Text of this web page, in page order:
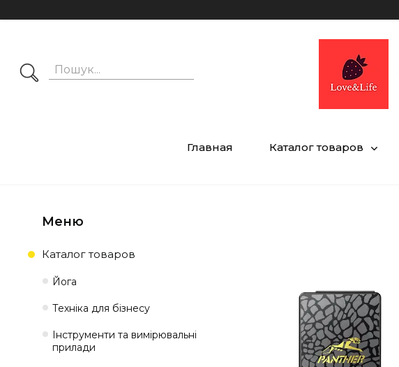
Главная Каталог товаров
Каталог товаров
Йога
Техніка для бізнесу
Інструменти та вимірювальні
прилади